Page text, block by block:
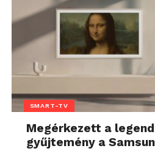
SMART-TV
Megérkezett a
gyűjtemény a